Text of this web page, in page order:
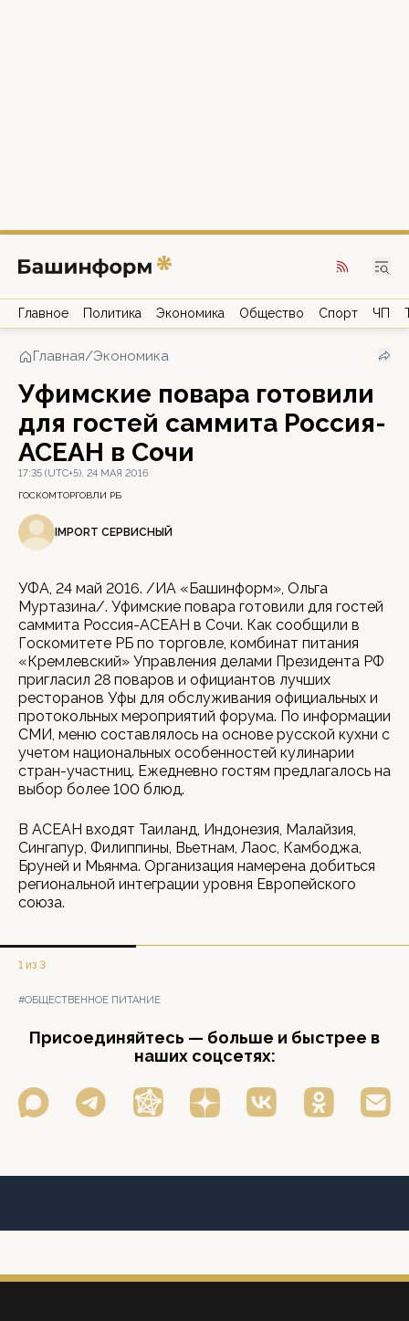
Главное Политика Экономика Общество Спорт ЧП
Главная/Экономика
Уфимские повара готовили
для гостей саммита Россия-
АСЕАН в Сочи
17:35 (UTC+5), 24 МАЯ 2016
ГОСКОМТОРГОВЛИ РБ
IMPORT СЕРВИСНЫЙ
УФА, 24 май 2016. /ИА «Башинформ», Ольга
Муртазина/. Уфимские повара готовили для гостей
саммита Россия-АСЕАН в Сочи. Как сообщили в
Госкомитете РБ по торговле, комбинат питания
«Кремлевский» Управления делами Президента РФ
пригласил 28 поваров и официантов лучших
ресторанов Уфы для обслуживания официальных и
протокольных мероприятий форума. По информации
СМИ, меню составлялось на основе русской кухни с
учетом национальных особенностей кулинарии
стран-участниц. Ежедневно гостям предлагалось на
выбор более 100 блюд.
В АСЕАН входят Таиланд, Индонезия, Малайзия,
Сингапур, Филиппины, Вьетнам, Лаос, Камбоджа,
Бруней и Мьянма. Организация намерена добиться
региональной интеграции уровня Европейского
союза.
1 из 3
#ОБЩЕСТВЕННОЕ ПИТАНИЕ
Присоединяйтесь — больше и быстрее в
наших соцсетях: